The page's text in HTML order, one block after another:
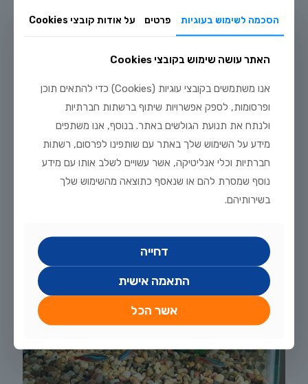
מדריך טיפוח דגי זהב וקוי בבריכת נוי: תנאים, תזונה ומניעת מחלות
לקריאה נוספת
הסכמה לשימוש בעוגיות פרטים על אודות קובצי Cookies
האתר עושה שימוש בקובצי Cookies
אנו משתמשים בקובצי עוגיות (Cookies) כדי להתאים תוכן
ופרסומות, לספק אפשרויות שיתוף ברשתות חברתיות
ולנתח את תנועת הגולשים באתר. בנוסף, אנו משתפים
מידע על השימוש שלך באתר עם שותפינו לפרסום, רשתות
חברתיות וכלי אנליטיקה, אשר עשויים לשלב אותו עם מידע
נוסף שמסרת להם או שנאסף כתוצאה מהשימוש שלך
בשירותיהם.
דחייה
התאמה אישית
אשר הכל